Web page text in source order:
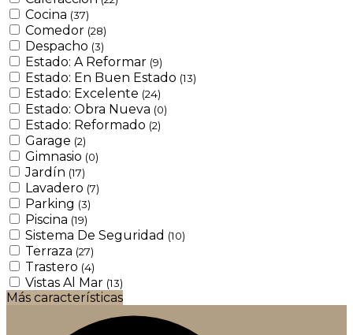
Cocina (37)
Comedor (28)
Despacho (3)
Estado: A Reformar (9)
Estado: En Buen Estado (13)
Estado: Excelente (24)
Estado: Obra Nueva (0)
Estado: Reformado (2)
Garage (2)
Gimnasio (0)
Jardín (17)
Lavadero (7)
Parking (3)
Piscina (19)
Sistema De Seguridad (10)
Terraza (27)
Trastero (4)
Vistas Al Mar (13)
Más características